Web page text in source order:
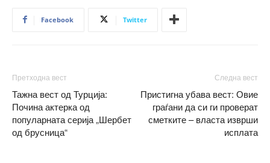
Facebook Twitter
Претходна вест
Тажна вест од Турција:
Почина актерка од
популарната серија „Шербет
од брусница“
Следна вест
Пристигна убава вест: Овие
граѓани да си ги проверат
сметките – власта изврши
исплата